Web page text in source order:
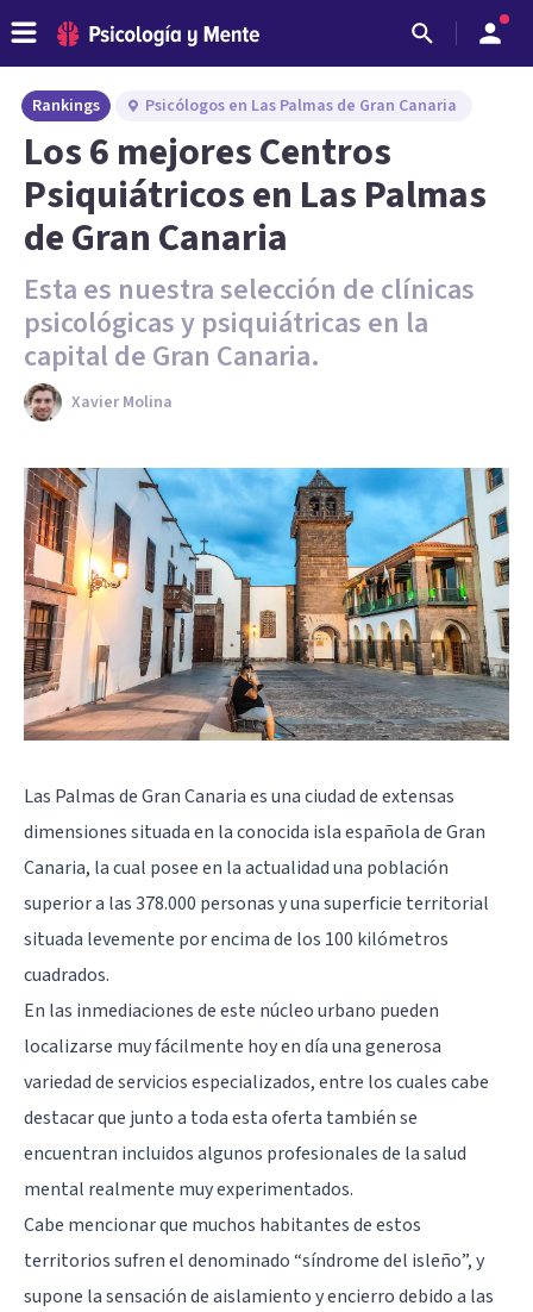
Rankings Psicólogos en Las Palmas de Gran Canaria
Los 6 mejores Centros
Psiquiátricos en Las Palmas
de Gran Canaria
Esta es nuestra selección de clínicas
psicológicas y psiquiátricas en la
capital de Gran Canaria.
Xavier Molina
Las Palmas de Gran Canaria es una ciudad de extensas
dimensiones situada en la conocida isla española de Gran
Canaria, la cual posee en la actualidad una población
superior a las 378.000 personas y una superficie territorial
situada levemente por encima de los 100 kilómetros
cuadrados.
En las inmediaciones de este núcleo urbano pueden
localizarse muy fácilmente hoy en día una generosa
variedad de servicios especializados, entre los cuales cabe
destacar que junto a toda esta oferta también se
encuentran incluidos algunos profesionales de la salud
mental realmente muy experimentados.
Cabe mencionar que muchos habitantes de estos
territorios sufren el denominado “síndrome del isleño”, y
supone la sensación de aislamiento y encierro debido a las